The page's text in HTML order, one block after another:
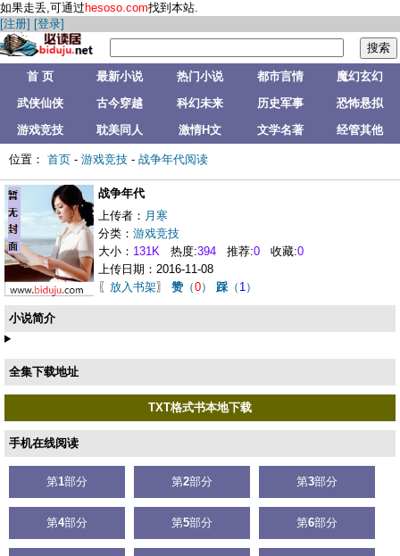
如果走丢,可通过hesoso.com找到本站.
[注册] [登录]
首 页 最新小说 热门小说 都市言情
魔幻玄幻
武侠仙侠
古今穿越 科幻未来 历史军事
恐怖悬拟
游戏竞技
耽美同人 激情H文 文学名著 经管其他
位置： 首页 - 游戏竞技 - 战争年代阅读
战争年代
上传者： 月寒
分类： 游戏竞技
大小： 131K 热度:394 推荐:0 收藏:0
上传日期：2016-11-08
〖 放入书架〗 赞 （0） 踩（ 1）
小说简介
全集下载地址
TXT格式书本地下载
手机在线阅读
第1部分 第2部分 第3部分
第4部分 第5部分 第6部分